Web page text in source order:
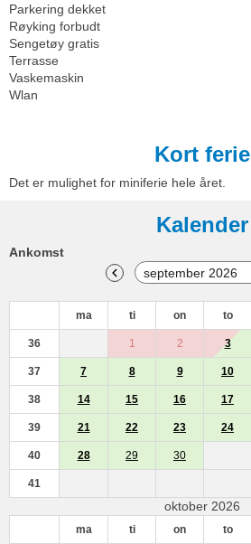
Parkering dekket
Røyking forbudt
Sengetøy gratis
Terrasse
Vaskemaskin
Wlan
Kort ferie
Det er mulighet for miniferie hele året.
Kalender
Ankomst
ma ti on to
36 1 2 3
37 7 8 9 10
38 14 15 16 17
39 21 22 23 24
40 28 29 30
41
oktober 2026
ma ti on to